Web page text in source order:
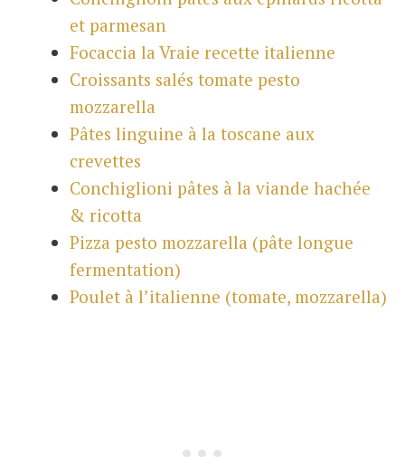
et parmesan
Focaccia la Vraie recette italienne
Croissants salés tomate pesto
mozzarella
Pâtes linguine à la toscane aux
crevettes
Conchiglioni pâtes à la viande hachée
& ricotta
Pizza pesto mozzarella (pâte longue
fermentation)
Poulet à l’italienne (tomate, mozzarella)